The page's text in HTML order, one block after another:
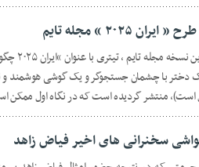
۲۰۲۵ » مجله تایم
روی
دختر با چشمان جستجوگر و یک گوشی هوشمند
است)، منتشر گردیده است که در نگاه اول
سخنرانی های اخیر فیاض زاهد